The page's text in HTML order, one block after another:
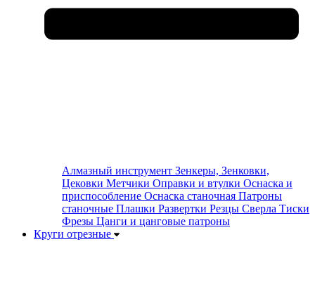
Алмазный инструмент Зенкеры, Зенковки,
Цековки Метчики Оправки и втулки Оснаска и
приспособление Оснаска станочная Патроны
станочные Плашки Развертки Резцы Сверла Тиски
Фрезы Цанги и цанговые патроны
Круги отрезные